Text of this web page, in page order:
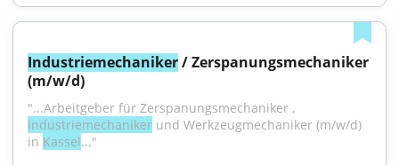
Industriemechaniker / Zerspanungsmechaniker
(m/w/d)
Industriemechaniker und Werkzeugmechaniker (m/w/d)
in Kassel..."